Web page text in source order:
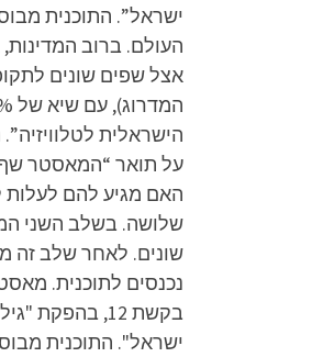
העולם. ברוב
אצל שפים שונים
הישראלית
על תואר “המאסטר
שלושה. בשלב השני
בקשת 12,